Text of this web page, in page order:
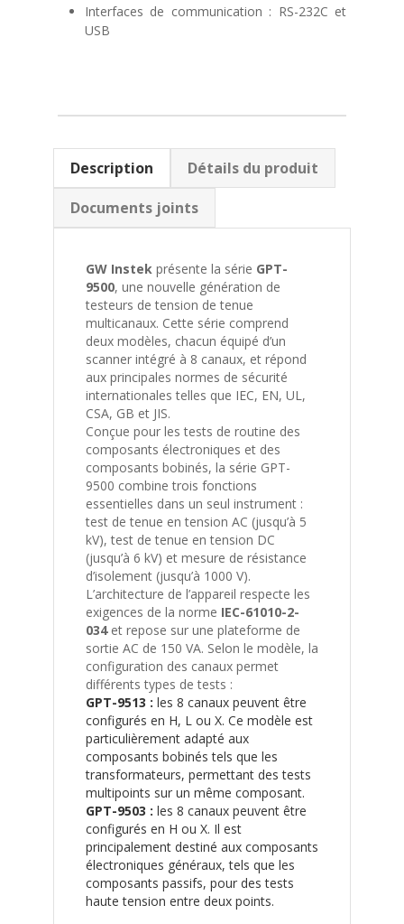
Interfaces de communication : RS-232C et
USB
Description
Détails du produit
Documents joints
GW Instek présente la série GPT-
9500, une nouvelle génération de
testeurs de tension de tenue
multicanaux. Cette série comprend
deux modèles, chacun équipé d’un
scanner intégré à 8 canaux, et répond
aux principales normes de sécurité
internationales telles que IEC, EN, UL,
CSA, GB et JIS.
Conçue pour les tests de routine des
composants électroniques et des
composants bobinés, la série GPT-
9500 combine trois fonctions
essentielles dans un seul instrument :
test de tenue en tension AC (jusqu’à 5
kV), test de tenue en tension DC
(jusqu’à 6 kV) et mesure de résistance
d’isolement (jusqu’à 1000 V).
L’architecture de l’appareil respecte les
exigences de la norme IEC-61010-2-
034et repose sur une plateforme de
sortie AC de 150 VA. Selon le modèle, la
configuration des canaux permet
différents types de tests :
GPT-9513 : les 8 canaux peuvent être
configurés en H, L ou X. Ce modèle est
particulièrement adapté aux
composants bobinés tels que les
transformateurs, permettant des tests
multipoints sur un même composant.
GPT-9503 : les 8 canaux peuvent être
configurés en H ou X. Il est
principalement destiné aux composants
électroniques généraux, tels que les
composants passifs, pour des tests
haute tension entre deux points.